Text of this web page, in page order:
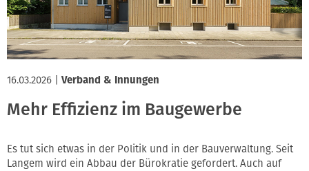
16.03.2026 Verband & Innungen
Mehr Effizienz im Baugewerbe
Es tut sich etwas in der Politik und in der Bauverwaltung. Seit
Langem wird ein Abbau der Bürokratie gefordert. Auch auf